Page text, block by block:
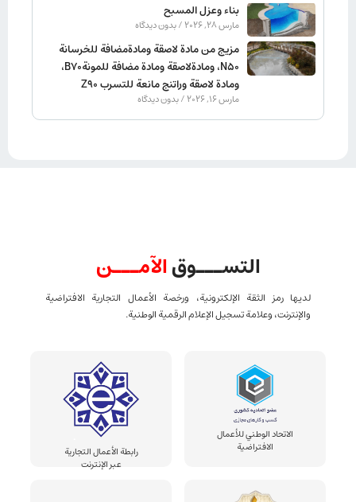
بناء وعزل المسبح
مارس 28, 2026 بدون دیدگاه
مزيج من مادة لاصقة ومادةمضافة للخرسانة
N50، ومادةلاصقة ومادة مضافة للمونةB70،
ومادة لاصقة وراتنج مانعة للتسرب Z90
مارس 16, 2026 بدون دیدگاه
التســـوقالآمـــن
لديها رمز الثقة الإلكترونية، ورخصة الأعمال التجارية الافتراضية
والإنترنت، وعلامة تسجيل الإعلام الرقمية الوطنية.
الاتحاد الوطني للأعمال
الافتراضية
رابطة الأعمال التجارية
عبر الإنترنت